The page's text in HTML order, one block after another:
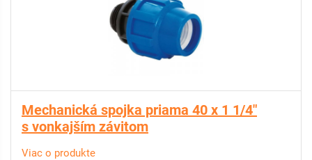
Mechanická spojka priama 40 x 1 1/4"
s vonkajším závitom
Viac o produkte